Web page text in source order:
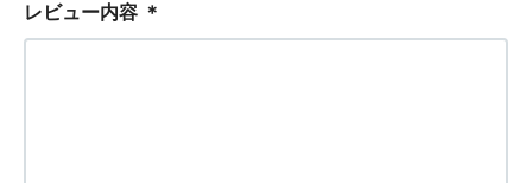
レビュー内容 ＊